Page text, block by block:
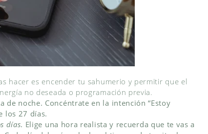
hacer es encender tu sahumerio y permitir que el
no deseada o programación previa.
de noche. Concéntrate en la intención “Estoy
los 27 días.
días. Elige una hora realista y recuerda que te vas a